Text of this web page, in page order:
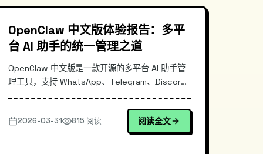
OpenClaw 中文版体验报告：多平
台 AI 助手的统一管理之道
OpenClaw 中文版是一款开源的多平台 AI 助手管
理工具，支持 WhatsApp、Telegram、Discord
Dashboard 实现多账号集中管理，每小时自动同
步上游更新。本文深入解析其架构设计、部署流程
及与同类工具的差异，并提供完整安装示例。
2026-03-31 815 阅读 阅读全文